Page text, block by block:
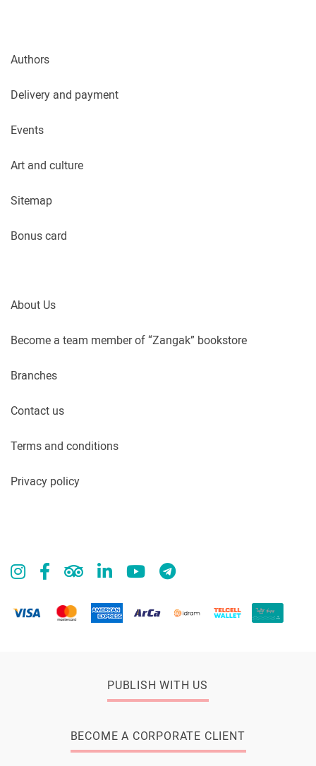
Authors
Delivery and payment
Events
Art and culture
Sitemap
Bonus card
About Us
Become a team member of “Zangak” bookstore
Branches
Contact us
Terms and conditions
Privacy policy
PUBLISH WITH US
BECOME A CORPORATE CLIENT